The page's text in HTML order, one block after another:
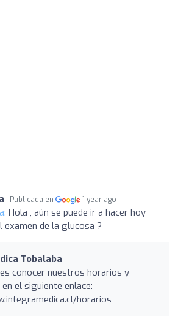
Publicada en 1 year ago
Hola , aún se puede ir a hacer hoy
examen de la glucosa ?
Tobalaba
conocer nuestros horarios y
el siguiente enlace:
horarios